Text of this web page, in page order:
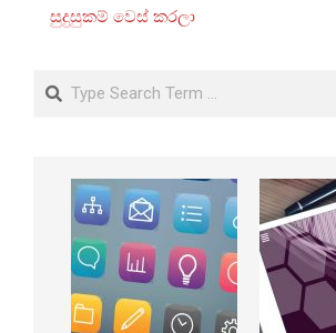
සුදුසුකම් වෙස් කරලා